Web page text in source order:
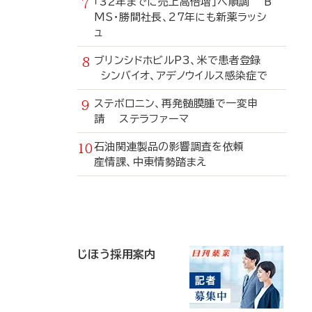
MS・勝間社長、27年にも新薬ラッシ
ュ
ブリンシドホビルP3、米で患者登録
シンバイオ、アデノウイルス感染症で
ステボロニン、再発髄膜腫で一変申
請 ステラファーマ
石油関連製品の影響調査を依頼
産情課、中東情勢踏まえ
じほう採用案内